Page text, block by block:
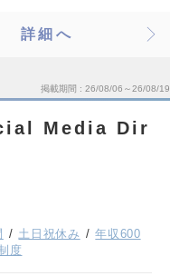
詳細へ
掲載期間 26/08/06～26/08/19
Media Dir
土日祝休み
年収600
度